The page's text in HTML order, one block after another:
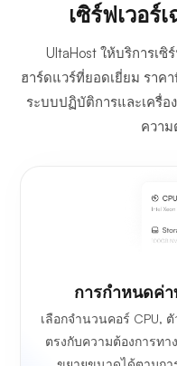
เซิร์ฟเวอร์
UltaHost ให้บริการเ
ฮาร์ดแวร์ที่ยอดเยี่ยม รา
ระบบปฏิบัติการและเครื่อ
ควา
การกำหนดค่
เลือกจำนวนคอร์ CPU,
ตรงกับความต้องการท